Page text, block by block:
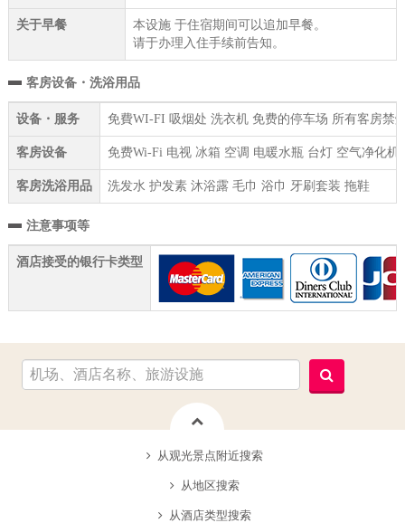
关于早餐
本设施 于住宿期间可以追加早餐。
请于办理入住手续前告知。
客房设备・洗浴用品
设备・服务 免費WI-FI 吸烟处 洗衣机 免费的停车场 所有客房禁
客房设备 免费Wi-Fi 电视 冰箱 空调 电暖水瓶 台灯 空气净化
客房洗浴用品 洗发水 护发素 沐浴露 毛巾 浴巾 牙刷套装 拖鞋
注意事项等
酒店接受的银行卡类型
从观光景点附近搜索
从地区搜索
从酒店类型搜索